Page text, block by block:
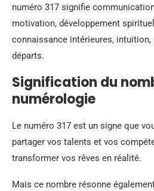
numéro 317 signifie
motivation, développement
connaissance intérieures, intuition,
départs.
Signification du
numérologie
Le numéro 317 est un signe que
partager vos talents et vos
transformer vos rêves en réalité.
Mais ce nombre résonne